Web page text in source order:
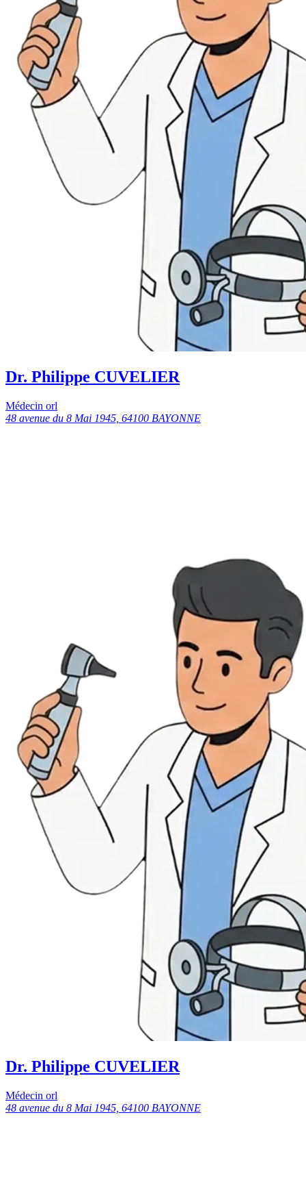
Dr. Philippe CUVELIER
Médecin orl
48 avenue du 8 Mai 1945, 64100 BAYONNE
Dr. Philippe CUVELIER
Médecin orl
48 avenue du 8 Mai 1945, 64100 BAYONNE